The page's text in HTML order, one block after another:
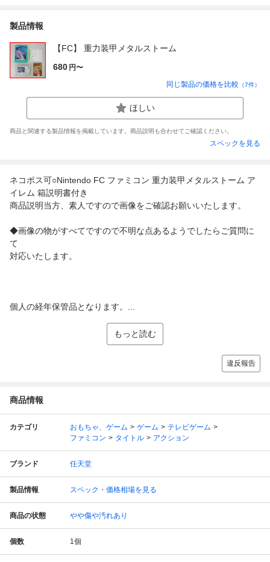
製品情報
【FC】 重力装甲メタルストーム
680 円〜
同じ製品の価格を比較 （7件）
ほしい
商品と関連する製品情報を掲載しています。商品説明も合わせてご確認ください。
スペックを見る
ネコポス可○Nintendo FC ファミコン 重力装甲メタルストーム ア
イレム 箱説明書付き
商品説明当方、素人ですので画像をご確認お願いいたします。
◆画像の物がすべてですので不明な点あるようでしたらご質問に
て
対応いたします。
個人の経年保管品となります。...
もっと読む
違反報告
商品情報
カテゴリ おもちゃ、ゲーム ゲーム
テレビゲーム
ファミコン
タイトル アクション
ブランド 任天堂
製品情報 スペック・価格相場を見る
商品の状態 やや傷や汚れあり
個数 1個